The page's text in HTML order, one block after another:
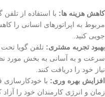
کاهش هزینه ها: با استفاده از
مربوط به اپراتورهای انسانی را
جویی کنید.
بهبود تجربه مشتری: تلفن گویا
سرعت و به آسانی به بخش مورد
نیاز خود را دریافت کنند.
افزایش بهره وری: با خودکارسازی
زمان و انرژی کارمندان خود را